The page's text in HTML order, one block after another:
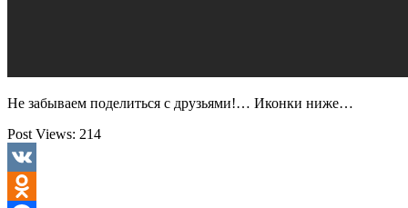
Не забываем поделиться с друзьями!… Иконки ниже…
Post Views: 214
VK